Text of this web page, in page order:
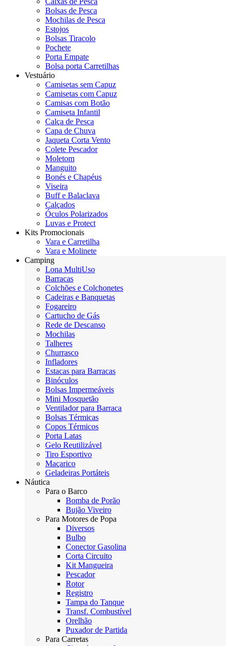
Bolsas de Pesca
Mochilas de Pesca
Estojos
Bolsas Tiracolo
Pochete
Porta Empate
Bolsa porta Carretilhas
Vestuário
Camisetas sem Capuz
Camisetas com Capuz
Camisas com Botão
Camiseta Infantil
Calça de Pesca
Capa de Chuva
Jaqueta Corta Vento
Colete Pescador
Moletom
Manguito
Bonés e Chapéus
Viseira
Buff e Balaclava
Calçados
Óculos Polarizados
Luvas e Protect
Kits Promocionais
Vara e Carretilha
Vara e Molinete
Camping
Lona MultiUso
Barracas
Colchões e Colchonetes
Cadeiras e Banquetas
Fogareiro
Cartucho de Gás
Rede de Descanso
Mochilas
Talheres
Churrasco
Infladores
Estacas para Barracas
Binóculos
Bolsas Impermeáveis
Mini Mosquetão
Ventilador para Barraca
Bolsas Térmicas
Copos Térmicos
Porta Latas
Gelo Reutilizável
Tiro Esportivo
Maçarico
Geladeiras Portáteis
Náutica
Para o Barco
Bomba de Porão
Bujão Viveiro
Para Motores de Popa
Diversos
Bulbo
Conector Gasolina
Corta Circuito
Kit Mangueira
Pescador
Rotor
Registro
Tampa do Tanque
Transf. Combustível
Orelhão
Puxador de Partida
Para Carretas